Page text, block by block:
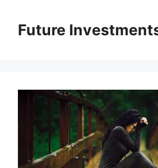
вмістуFuture